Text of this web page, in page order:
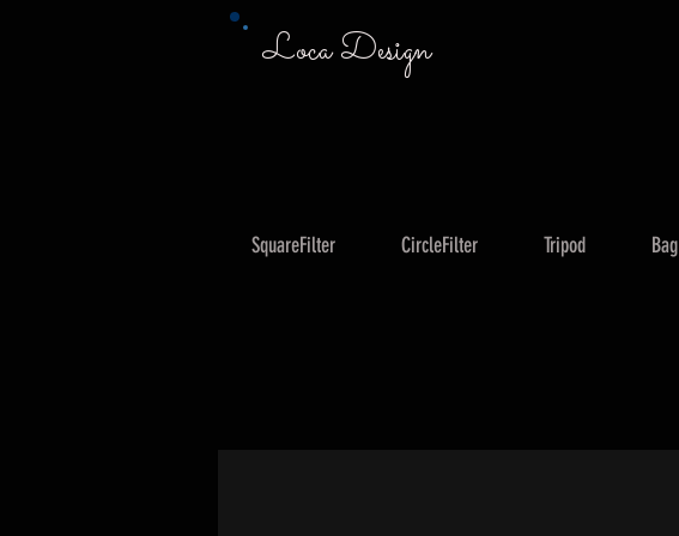
Loca Design
SquareFilter CircleFilter Tripod Bag